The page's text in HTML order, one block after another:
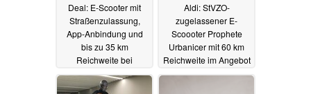
Deal: E-Scooter mit
Straßenzulassung,
App-Anbindung und
bis zu 35 km
Reichweite bei
Amazon deutlich
reduziert26.04.2022
Aldi: StVZO-
zugelassener E-
Scoooter Prophete
Urbanicer mit 60 km
Reichweite im Angebot
- woanders noch